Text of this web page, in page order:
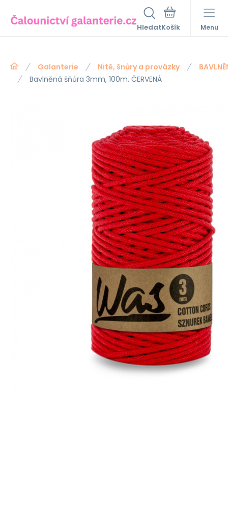
Hledat Menu
Galanterie Nitě, šnůry a provázky
Bavlněná šňůra 3mm, 100m, ČERVENÁ